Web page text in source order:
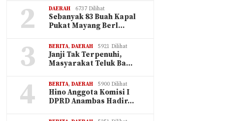
2 DAERAH 6737 Dilihat
Sebanyak 83 Buah Kapal
Pukat Mayang Berl…
3 BERITA,DAERAH 5921 Dilihat
Janji Tak Terpenuhi,
Masyarakat Teluk Ba…
4 BERITA,DAERAH 5900 Dilihat
Hino Anggota Komisi I
DPRD Anambas Hadir…